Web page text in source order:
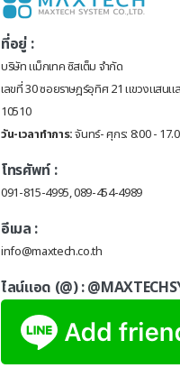
ที่อยู่ :
บริษัท แม็กเทค ซิสเต็ม จำกัด
เลขที่ 30 ซอยราษฎร์อุทิศ 21 แขวงแสนแ
10510
วัน-เวลาทำการ:จันทร์- ศุกร: 8:00 -
โทรศัพท์ :
091-815-4995, 089-454-4989
อีเมล :
info@maxtech.co.th
ไลน์แอด (@) :